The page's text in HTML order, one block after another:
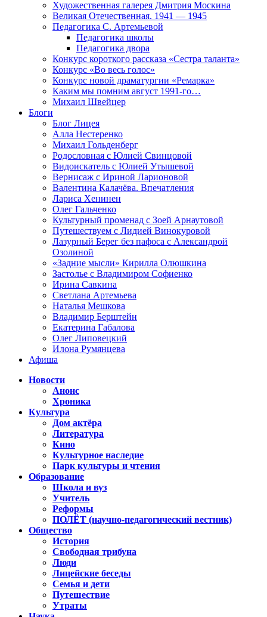
Художественная галерея Дмитрия Москина
Великая Отечественная. 1941 — 1945
Педагогика С. Артемьевой
Педагогика школы
Педагогика двора
Конкурс короткого рассказа «Сестра таланта»
Конкурс «Во весь голос»
Конкурс новой драматургии «Ремарка»
Каким мы помним август 1991-го…
Михаил Швейцер
Блоги
Блог Лицея
Алла Нестеренко
Михаил Гольденберг
Родословная с Юлией Свинцовой
Видоискатель с Юлией Утышевой
Вернисаж с Ириной Ларионовой
Валентина Калачёва. Впечатления
Лариса Хенинен
Олег Гальченко
Культурный променад с Зоей Арнаутовой
Путешествуем с Лидией Винокуровой
Лазурный Берег без пафоса с Александрой
Озолиной
«Задние мысли» Кирилла Олюшкина
Застолье с Владимиром Софиенко
Ирина Савкина
Светлана Артемьева
Наталья Мешкова
Владимир Берштейн
Екатерина Габалова
Олег Липовецкий
Илона Румянцева
Афиша
Новости
Анонс
Хроника
Культура
Дом актёра
Литература
Кино
Культурное наследие
Парк культуры и чтения
Образование
Школа и вуз
Учитель
Реформы
ПОЛЁТ (научно-педагогический вестник)
Общество
История
Свободная трибуна
Люди
Лицейские беседы
Семья и дети
Путешествие
Утраты